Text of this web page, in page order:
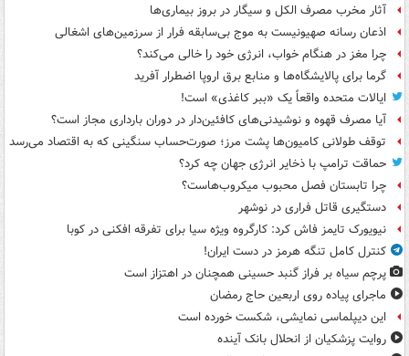
آثار مخرب مصرف الکل و سیگار در بروز بیماری‌ها
اذعان رسانه صهیونیست به موج بی‌سابقه فرار از سرزمین‌های اشغالی
چرا مغز در هنگام خواب، انرژی خود را خالی می‌کند؟
گرما برای پالایشگاه‌ها و منابع برق اروپا اضطرار آفرید
ایالات متحده واقعاً یک «ببر کاغذی» است!
آیا مصرف قهوه و نوشیدنی‌های کافئین‌دار در دوران بارداری مجاز است؟
توقف طولانی کامیون‌ها پشت مرز؛ صورت‌حساب سنگینی که به اقتصاد می‌رسد
حماقت ترامپ با ذخایر انرژی جهان چه کرد؟
چرا تابستان فصل محبوب میکروب‌هاست؟
دستگیری قاتل فراری در نوشهر
نیویورک تایمز فاش کرد: کارگروه ویژه سیا برای تفرقه افکنی در کوبا
کنترل کامل تنگه هرمز در دست ایران!
پرچم سیاه بر فراز گنبد حسینی همچنان در اهتزاز است
ماجرای پیاده روی اربعین حاج رمضان
این دیپلماسی نمایشی، شکست خورده است
روایت پزشکیان از انحلال بانک آینده